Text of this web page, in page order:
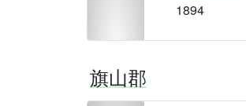
1894
旗山郡